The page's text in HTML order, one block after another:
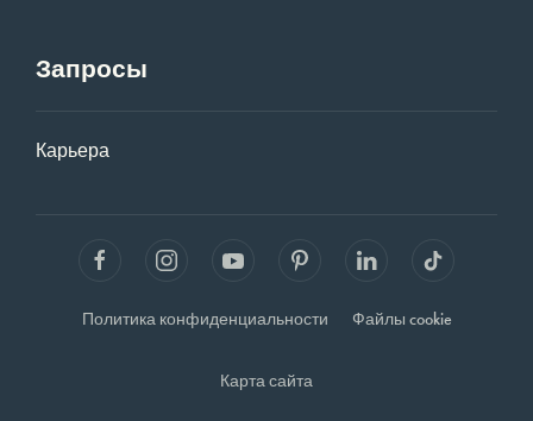
Запросы
Карьера
Политика конфиденциальности Файлы cookie
Карта сайта